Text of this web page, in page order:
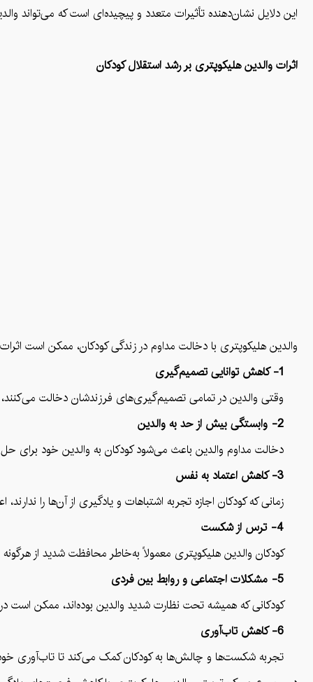
این دلایل نشان‌دهنده تأثیرات متعدد و پیچیده‌ای است که می‌تواند
اثرات والدین هلیکوپتری بر رشد استقلال کودکان
والدین هلیکوپتری با دخالت مداوم در زندگی کودکان، ممکن است
وقتی والدین در تمامی تصمیم‌گیری‌های فرزندشان دخالت
دخالت مداوم والدین باعث می‌شود کودکان به والدین خود برای
زمانی که کودکان اجازه تجربه اشتباهات و یادگیری از آن‌ها را
کودکان والدین هلیکوپتری معمولاً به‌خاطر محافظت شدید از
کودکانی که همیشه تحت نظارت شدید والدین بوده‌اند، ممکن است
تجربه شکست‌ها و چالش‌ها به کودکان کمک می‌کند تا تاب‌آوری خود را